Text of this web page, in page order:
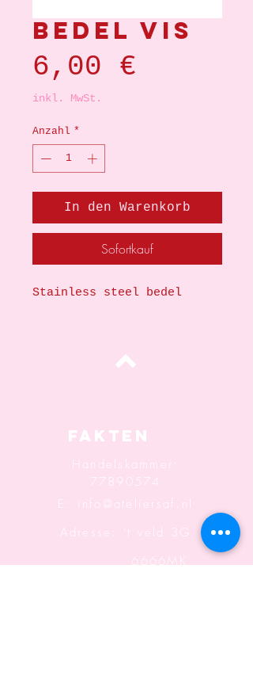
Bedel vis
6,00 €
inkl. MwSt.
Anzahl *
In den Warenkorb
Sofortkauf
Stainless steel bedel
Fakten
Handelskammer:
77890574
info@ateliersaf.nl
Adresse: 't veld 3G
6666MK